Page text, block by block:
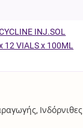
INJ.SOL
12 VIALS x 100ML
Ινδόρνιθες